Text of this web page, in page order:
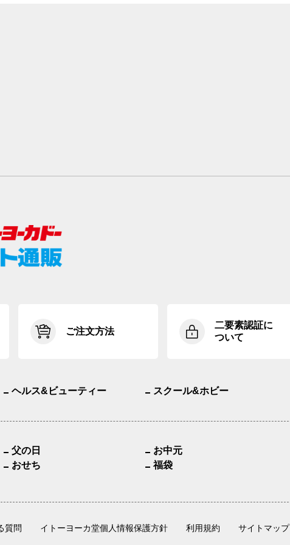
ご注文方法
二要素認証に
ついて
ヘルス&ビューティー スクール&ホビー
父の日
お中元
おせち
福袋
質問 イトーヨーカ堂個人情報保護方針 利用規約 サイトマップ